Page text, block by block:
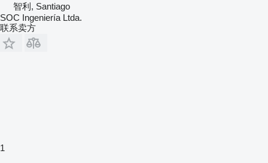
智利, Santiago
SOC Ingeniería Ltda.
联系卖方
1